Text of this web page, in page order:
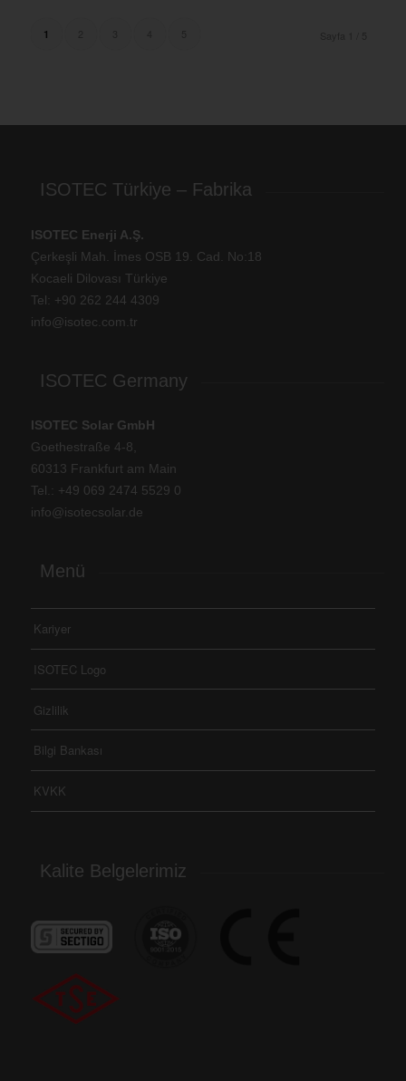
1
ISOTEC Türkiye – Fabrika
ISOTEC Enerji A.Ş.
Çerkeşli Mah. İmes OSB 19. Cad. No:18
Kocaeli Dilovası Türkiye
Tel: +90 262 244 4309
info@isotec.com.tr
ISOTEC Germany
ISOTEC Solar GmbH
Goethestraße 4-8,
60313 Frankfurt am Main
Tel.: +49 069 2474 5529 0
info@isotecsolar.de
Menü
Kariyer
ISOTEC Logo
Gizlilik
Bilgi Bankası
KVKK
Kalite Belgelerimiz